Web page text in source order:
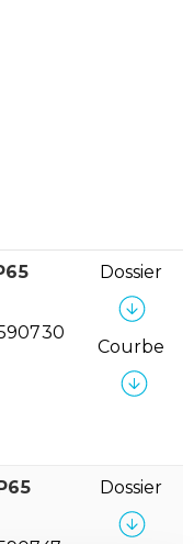
Dossier
Courbe
Dossier